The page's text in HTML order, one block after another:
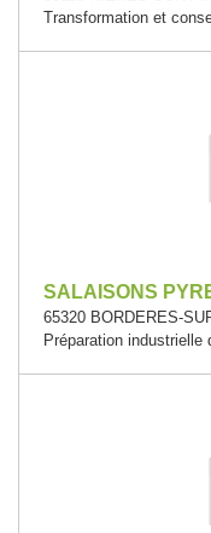
Transformation et
SALAISONS
65320 BORDERES-
Préparation